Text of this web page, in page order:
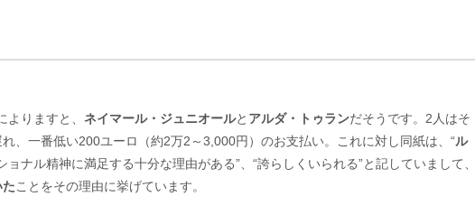
りますと、 ネイマール・ジュニオールと アルダ・トゥランだそうです。2人はそ
、一番低い200ユーロ（約2万2～3,000円）のお支払い。これに対し同紙は、“ル
ナル精神に満足する十分な理由がある”、“誇らしくいられる”と記していまして、
ことをその理由に挙げています。